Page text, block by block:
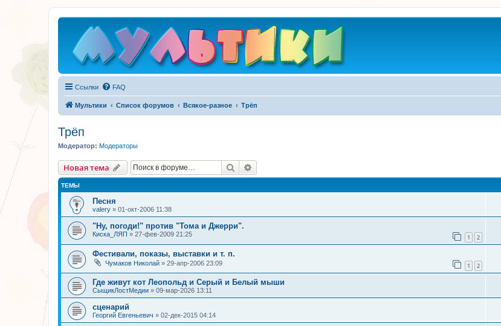
Ссылки FAQ
Мультики Список форумов Всякое-разное Трёп
Трёп
Модератор: Модераторы
Новая тема Поиск
ТЕМЫ
Песня
valery » 01-окт-2006 11:38
"Ну, погоди!" против "Тома и Джерри".
Киска_ЛЯП » 27-фев-2009 21:25 1 2
Фестивали, показы, выставки и т. п.
Чумаков Николай » 29-апр-2006 23:09 1 2
Где живут кот Леопольд и Серый и Белый мыши
СыщикЛостМедии » 09-мар-2026 13:11
сценарий
Георгий Евгеньевич » 02-дек-2015 04:14